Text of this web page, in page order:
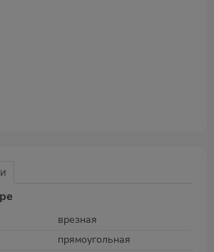
врезная
прямоугольная